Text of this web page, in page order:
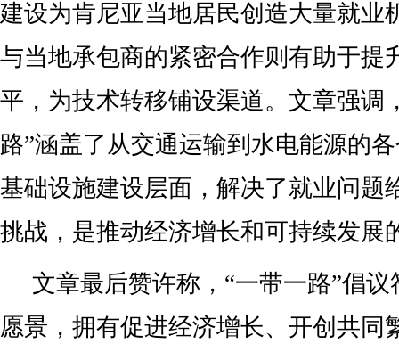
建设为肯尼亚当地居民创造大量就业
与当地承包商的紧密合作则有助于提
平，为技术转移铺设渠道。文章强调
路”涵盖了从交通运输到水电能源的
基础设施建设层面，解决了就业问题
挑战，是推动经济增长和可持续发展
文章最后赞许称，“一带一路”倡
愿景，拥有促进经济增长、开创共同